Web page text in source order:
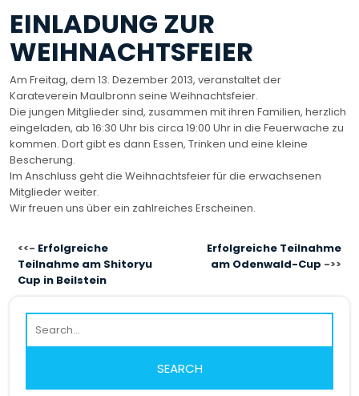
EINLADUNG ZUR
WEIHNACHTSFEIER
Am Freitag, dem 13. Dezember 2013, veranstaltet der
Karateverein Maulbronn seine Weihnachtsfeier.
Die jungen Mitglieder sind, zusammen mit ihren Familien, herzlich
eingeladen, ab 16:30 Uhr bis circa 19:00 Uhr in die Feuerwache zu
kommen. Dort gibt es dann Essen, Trinken und eine kleine
Bescherung.
Im Anschluss geht die Weihnachtsfeier für die erwachsenen
Mitglieder weiter.
Wir freuen uns über ein zahlreiches Erscheinen.
BEITRAGSNAVIGATION
Erfolgreiche
Teilnahme am Shitoryu
Cup in Beilstein
Erfolgreiche Teilnahme
am Odenwald-Cup